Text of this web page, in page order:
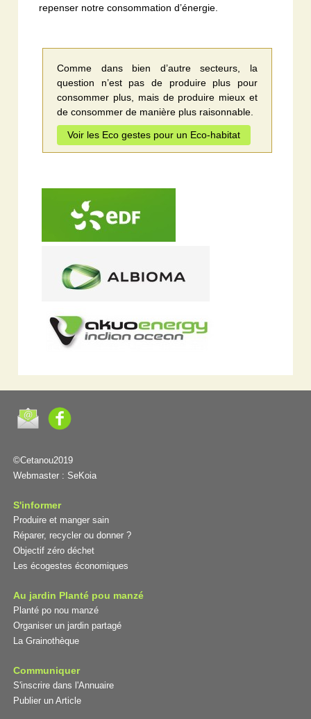
repenser notre consommation d’énergie.
Comme dans bien d’autre secteurs, la
question n’est pas de produire plus pour
consommer plus, mais de produire mieux et
de consommer de manière plus raisonnable.
Voir les Eco gestes pour un Eco-habitat
©Cetanou2019
Webmaster : SeKoia
S'informer
Produire et manger sain
Réparer, recycler ou donner ?
Objectif zéro déchet
Les écogestes économiques
Au jardin Planté pou manzé
Planté po nou manzé
Organiser un jardin partagé
La Grainothèque
Communiquer
S'inscrire dans l'Annuaire
Publier un Article